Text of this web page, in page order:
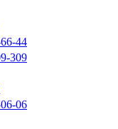
44
309
06